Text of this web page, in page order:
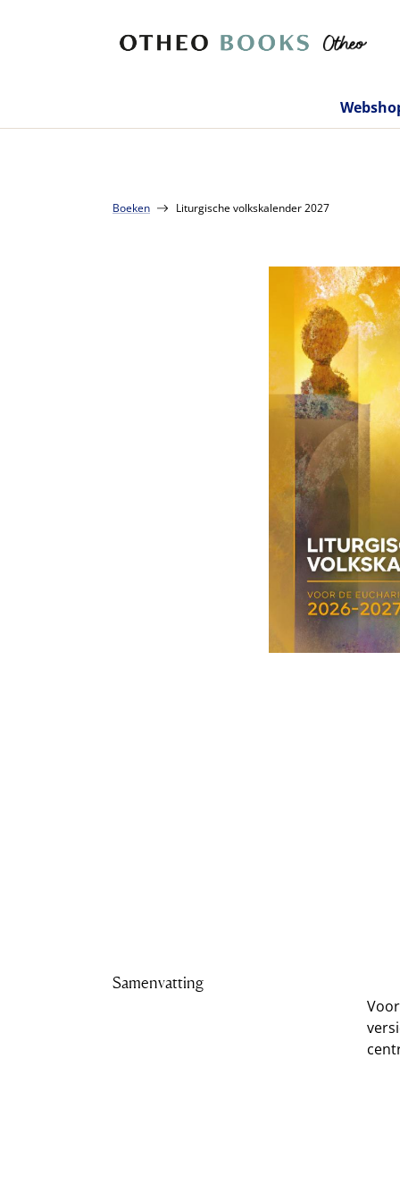
Boeken Liturgische volkskalender 2027
Samenvatting